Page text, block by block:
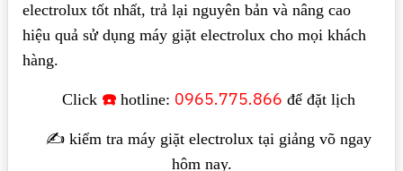
electrolux tốt nhất, trả lại nguyên bản và nâng cao
hiệu quả sử dụng máy giặt electrolux cho mọi khách
hàng.
Click ☎️hotline: 0965.775.866 để đặt lịch
✍️ kiểm tra máy giặt electrolux tại giảng võ ngay
hôm nay.